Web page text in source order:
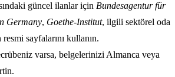
güncel ilanlar için Bundesagentur für
Germany, Goethe-Institut, ilgili sektörel oda
sayfalarını kullanın.
varsa, belgelerinizi Almanca veya